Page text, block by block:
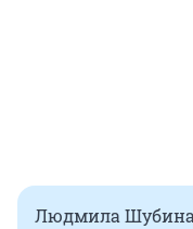
Людмила Шубина